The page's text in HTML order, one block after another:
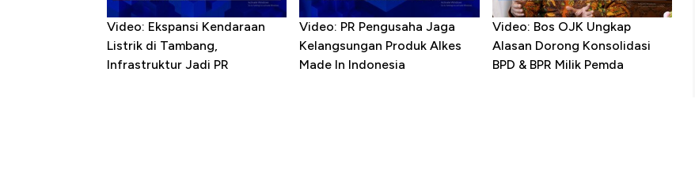
Video: Ekspansi Kendaraan
Listrik di Tambang,
Infrastruktur Jadi PR
Video: PR Pengusaha Jaga
Kelangsungan Produk Alkes
Made In Indonesia
Video: Bos OJK Ungkap
Alasan Dorong Konsolidasi
BPD & BPR Milik Pemda